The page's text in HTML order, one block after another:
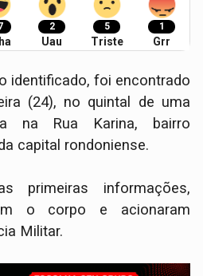
2
Uau
5
Triste
1
Grr
identificado, foi encontrado
(24), no quintal de uma
na Rua Karina, bairro
capital rondoniense.
primeiras informações,
o corpo e acionaram
Militar.